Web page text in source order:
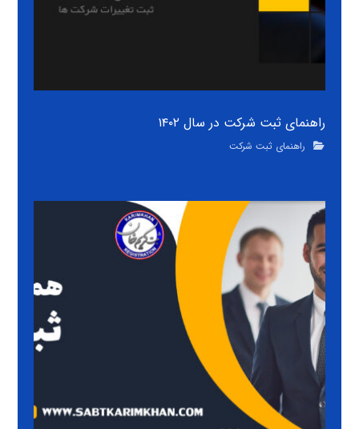
راهنمای ثبت شرکت در سال ۱۴۰۲
راهنمای ثبت شرکت